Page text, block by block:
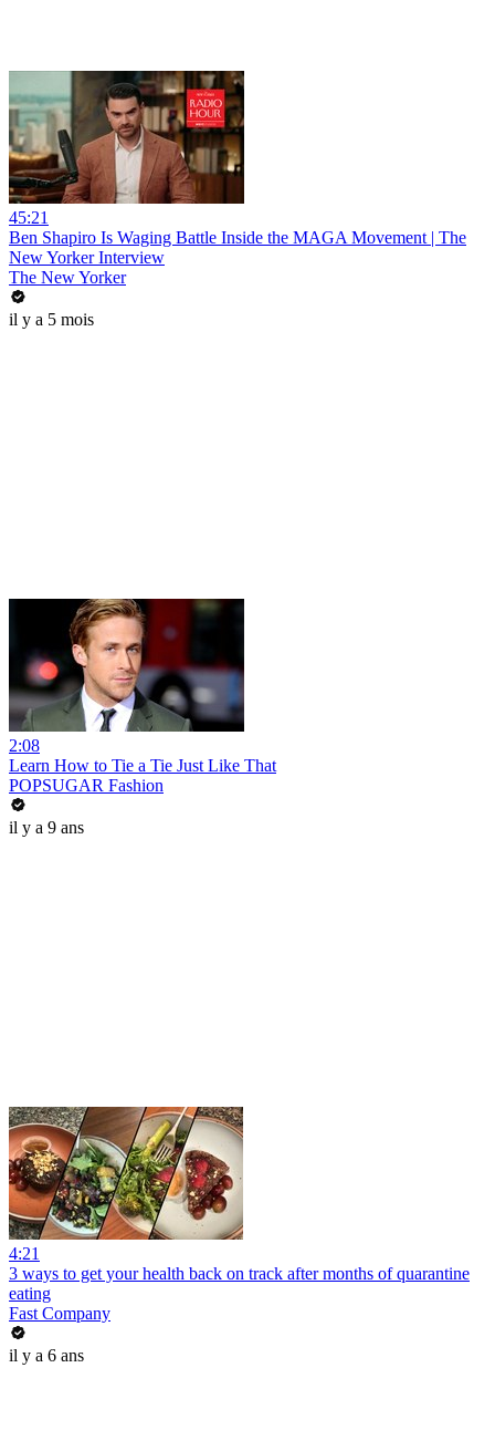
45:21
Ben Shapiro Is Waging Battle Inside the MAGA Movement | The
New Yorker Interview
The New Yorker
il y a 5 mois
2:08
Learn How to Tie a Tie Just Like That
POPSUGAR Fashion
il y a 9 ans
4:21
3 ways to get your health back on track after months of quarantine
eating
Fast Company
il y a 6 ans